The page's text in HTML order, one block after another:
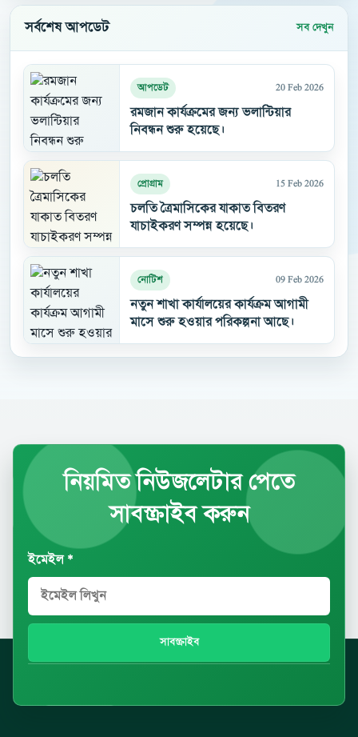
সর্বশেষ আপডেট সব দেখুন
আপডেট 20 Feb 2026
রমজান কার্যক্রমের জন্য ভলান্টিয়ার
নিবন্ধন শুরু হয়েছে।
প্রোগ্রাম 15 Feb 2026
চলতি ত্রৈমাসিকের যাকাত বিতরণ
যাচাইকরণ সম্পন্ন হয়েছে।
নোটিশ 09 Feb 2026
নতুন শাখা কার্যালয়ের কার্যক্রম আগামী
মাসে শুরু হওয়ার পরিকল্পনা আছে।
নিয়মিত নিউজলেটার পেতে
সাবস্ক্রাইব করুন
ইমেইল *
সাবস্ক্রাইব